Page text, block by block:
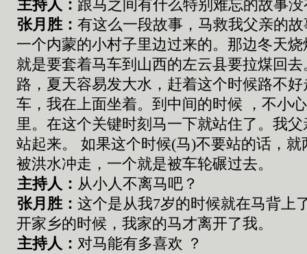
主持人： 跟马之间有什么特别难忘的故事没
张月胜： 有这么一段故事， 马救我父亲的
一个内蒙的小村子里边过来的。那边冬天
就是要套着马车到山西的左云县要拉煤回去
路 ， 夏天容易发大水 ， 赶着这个时候路不好
车 ，我在上面坐着。到中间的时候 ，不小
里 。在这个关键时刻马一下就站住了 。我父
站起来。 如果这个时候(马)不要站的话 ，就
被洪水冲走 ， 一个就是被车轮碾过去。
主持人： 从小人不离马吧？
张月胜： 这个是从我7岁的时候就在马背上
开家乡的时候，我家的马才离开了我。
主持人： 对马能有多喜欢 ？